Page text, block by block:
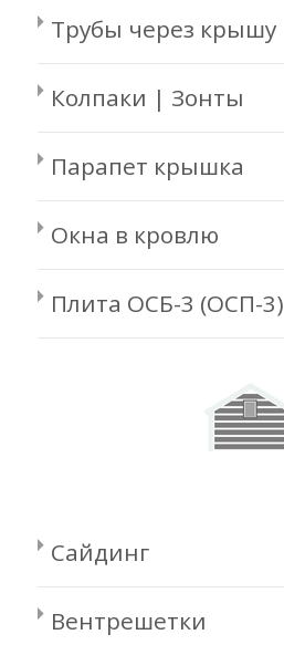
Трубы через крышу
Колпаки | Зонты
Парапет крышка
Окна в кровлю
Плита ОСБ-3 (ОСП-3)
Сайдинг
Вентрешетки